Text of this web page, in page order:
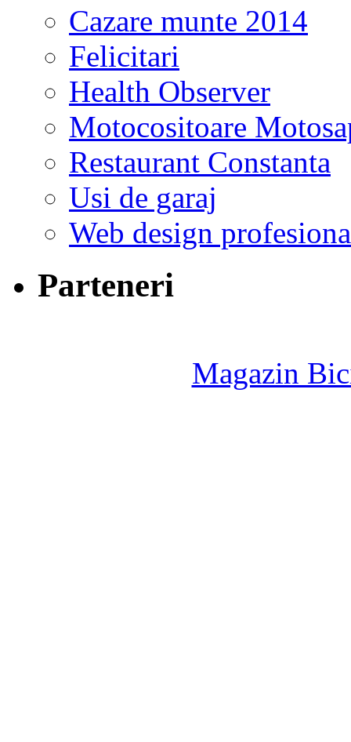
Cazare munte 2014
Felicitari
Health Observer
Motocositoare
Restaurant Constanta
Usi de garaj
Web design
Parteneri
Magazin